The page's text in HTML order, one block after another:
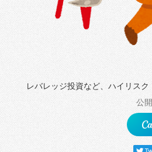
レバレッジ投資など、ハイリス
公